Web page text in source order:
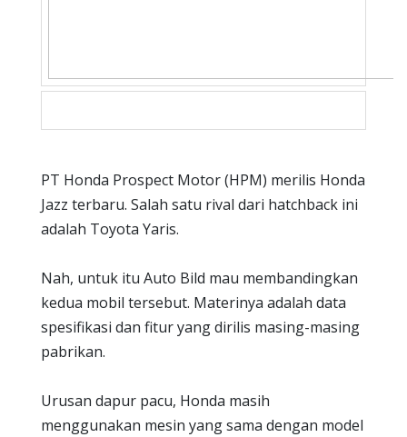
PT Honda Prospect Motor (HPM) merilis Honda
Jazz terbaru. Salah satu rival dari hatchback ini
adalah Toyota Yaris.
Nah, untuk itu Auto Bild mau membandingkan
kedua mobil tersebut. Materinya adalah data
spesifikasi dan fitur yang dirilis masing-masing
pabrikan.
Urusan dapur pacu, Honda masih
menggunakan mesin yang sama dengan model